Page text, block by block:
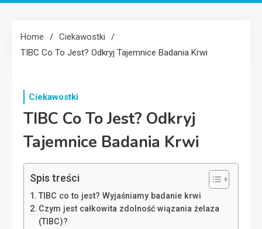
Home
Ciekawostki
TIBC Co To Jest? Odkryj Tajemnice Badania Krwi
Ciekawostki
TIBC Co To Jest? Odkryj
Tajemnice Badania Krwi
Spis treści
TIBC co to jest? Wyjaśniamy badanie krwi
Czym jest całkowita zdolność wiązania żelaza
(TIBC)?